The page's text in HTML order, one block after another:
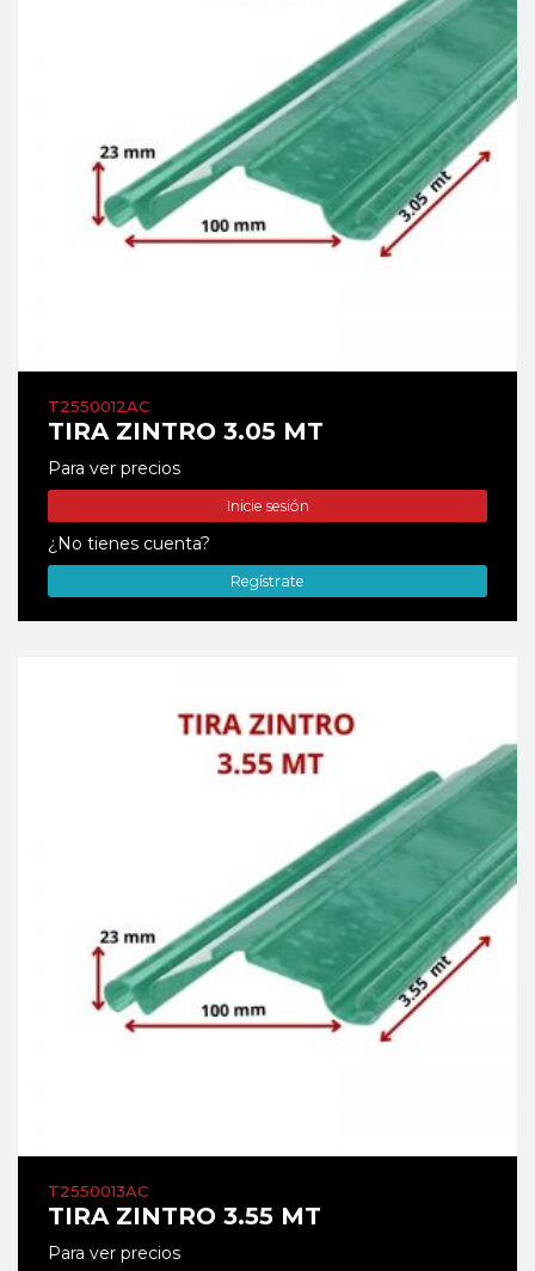
T2550012AC
TIRA ZINTRO 3.05 MT
Para ver precios
Inicie sesión
¿No tienes cuenta?
Regístrate
T2550013AC
TIRA ZINTRO 3.55 MT
Para ver precios